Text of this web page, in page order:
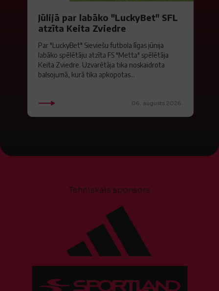
Jūlijā par labāko "LuckyBet" SFL
atzīta Keita Zviedre
Par "LuckyBet" Sieviešu futbola līgas jūnija
labāko spēlētāju atzīta FS "Metta" spēlētāja
Keita Zviedre. Uzvarētāja tika noskaidrota
balsojumā, kurā tika apkopotas...
06. augusts 2026.
Tehniskais sponsors